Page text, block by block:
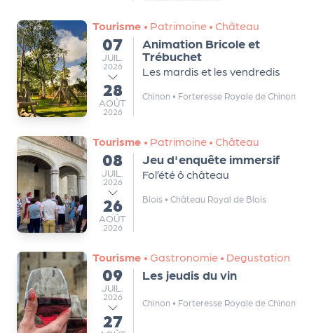
Tourisme • Patrimoine • Château
du
07
JUILLET
JUIL.
2026
au
28
AOÛT
AOÛT
2026
Animation Bricole et
Trébuchet
Les mardis et les vendredis
Chinon • Forteresse Royale de Chinon
Tourisme • Patrimoine • Château
du
08
JUILLET
JUIL.
2026
au
26
AOÛT
AOÛT
2026
Jeu d'enquête immersif
Fol’été ô château
Blois • Château Royal de Blois
Tourisme • Gastronomie • Degustation
du
09
JUILLET
JUIL.
2026
au
27
Les jeudis du vin
Chinon • Forteresse Royale de Chinon
m
e
n
t
A
n
n
u
a
ir
e
d
e
s
o
r
g